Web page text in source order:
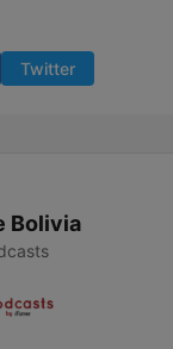
Twitter
Bolivia